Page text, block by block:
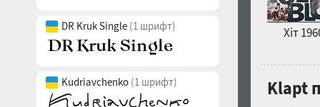
DR Kruk Single (1 шрифт)
Kudriavchenko (1 шрифт)
Хіт
Klapt